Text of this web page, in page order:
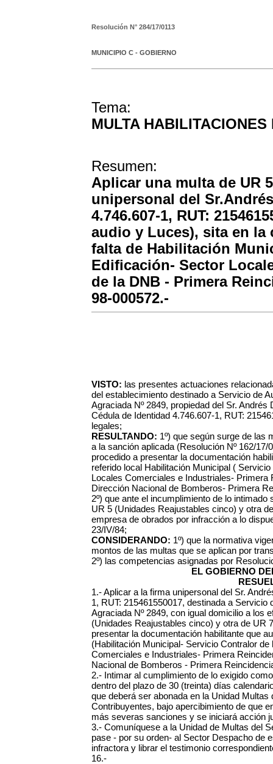
Resolución N° 284/17/0113
MUNICIPIO C - GOBIERNO
Tema:
MULTA
Resumen:
Aplicar una multa de UR
unipersonal del
4.746.607-1, RUT:
audio y Luces), sita en la
falta de Habilitación
Edificación- Sector
de la DNB - Primera
98-000572.-
VISTO: las presentes actuaciones
del establecimiento destinado a Servicio de
Agraciada Nº 2849, propiedad del Sr.
Cédula de Identidad 4.746.607-1, RUT:
legales;
RESULTANDO: 1º) que según surge de las
a la sanción aplicada (Resolución Nº 162/
procedido a presentar la documentación
referido local Habilitación Municipal (
Locales Comerciales e Industriales- Primera
Dirección Nacional de Bomberos- Primera
2º) que ante el incumplimiento de lo
UR 5 (Unidades Reajustables cinco) y otra
empresa de obrados por infracción a lo
23/IV/84;
CONSIDERANDO: 1º) que la normativa
montos de las multas que se aplican por
2º) las competencias asignadas por
EL GOBIERNO
1.- Aplicar a la firma unipersonal del Sr.
1, RUT: 215461550017, destinada a Servicio
Agraciada Nº 2849, con igual domicilio a los
(Unidades Reajustables cinco) y otra de UR
presentar la documentación habilitante que
(Habilitación Municipal- Servicio Contralor
Comerciales e Industriales- Primera
Nacional de Bomberos - Primera
2.- Intimar al cumplimiento de lo exigido
dentro del plazo de 30 (treinta) días
que deberá ser abonada en la Unidad
Contribuyentes, bajo apercibimiento de que
más severas sanciones y se iniciará acción
3.- Comuníquese a la Unidad de Multas del
pase - por su orden- al Sector Despacho de
infractora y librar el testimonio
16.-